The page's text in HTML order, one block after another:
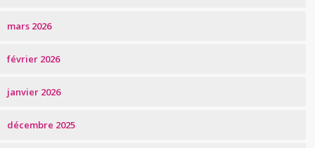
mars 2026
février 2026
janvier 2026
décembre 2025